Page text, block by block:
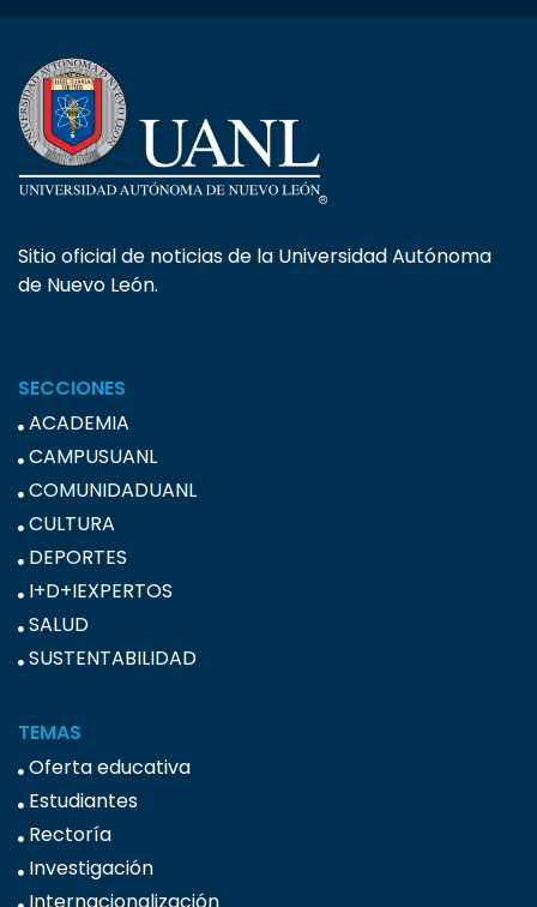
Sitio oficial de noticias de la Universidad Autónoma
de Nuevo León.
SECCIONES
ACADEMIA
CAMPUSUANL
COMUNIDADUANL
CULTURA
DEPORTES
I+D+IEXPERTOS
SALUD
SUSTENTABILIDAD
TEMAS
Oferta educativa
Estudiantes
Rectoría
Investigación